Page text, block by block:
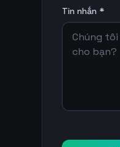
Tin nhắn *